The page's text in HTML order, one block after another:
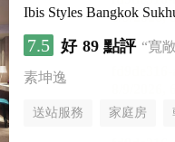
Ibis Styles Bangkok
7.5 好 89 點評 “寬
素坤逸
送站服務 家庭房